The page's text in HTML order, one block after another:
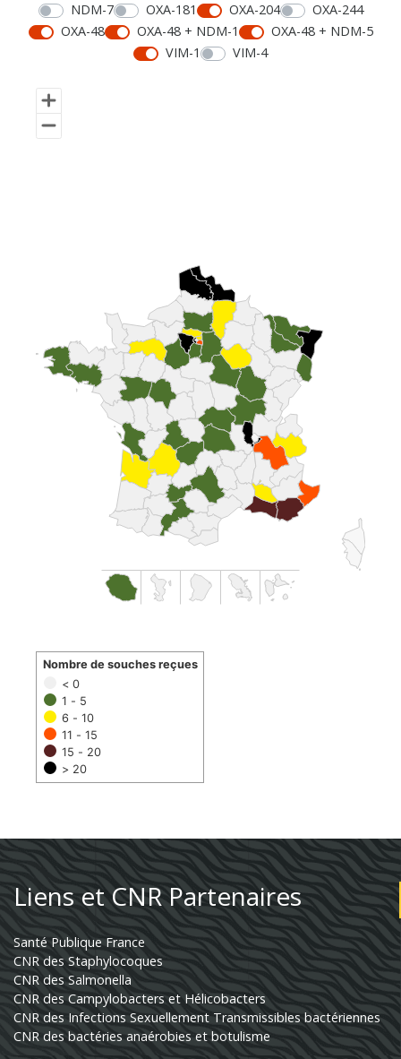
NDM-7
OXA-181 OXA-204
OXA-244
OXA-48
OXA-48 + NDM-1
OXA-48 + NDM-5
VIM-1
VIM-4
< 0
1 - 5
6 - 10
11 - 15
15 - 20
> 20
Nombre de souches reçues
Liens et CNR Partenaires
Santé Publique France
CNR des Staphylocoques
CNR des Salmonella
CNR des Campylobacters et Hélicobacters
CNR des Infections Sexuellement Transmissibles bactériennes
CNR des bactéries anaérobies et botulisme